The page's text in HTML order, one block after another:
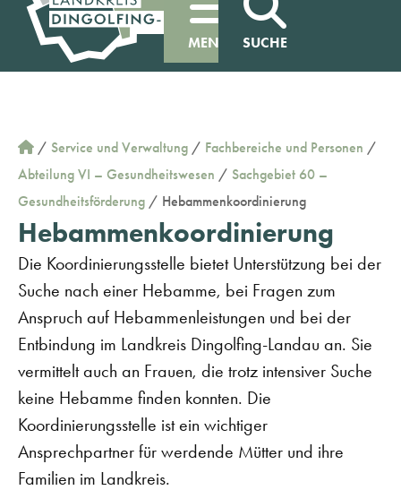
MENÜ SUCHE
/ Service und Verwaltung / Fachbereiche und Personen /
Abteilung VI – Gesundheitswesen / Sachgebiet 60 –
Gesundheitsförderung / Hebammenkoordinierung
Hebammenkoordinierung
Die Koordinierungsstelle bietet Unterstützung bei der
Suche nach einer Hebamme, bei Fragen zum
Anspruch auf Hebammenleistungen und bei der
Entbindung im Landkreis Dingolfing-Landau an. Sie
vermittelt auch an Frauen, die trotz intensiver Suche
keine Hebamme finden konnten. Die
Koordinierungsstelle ist ein wichtiger
Ansprechpartner für werdende Mütter und ihre
Familien im Landkreis.